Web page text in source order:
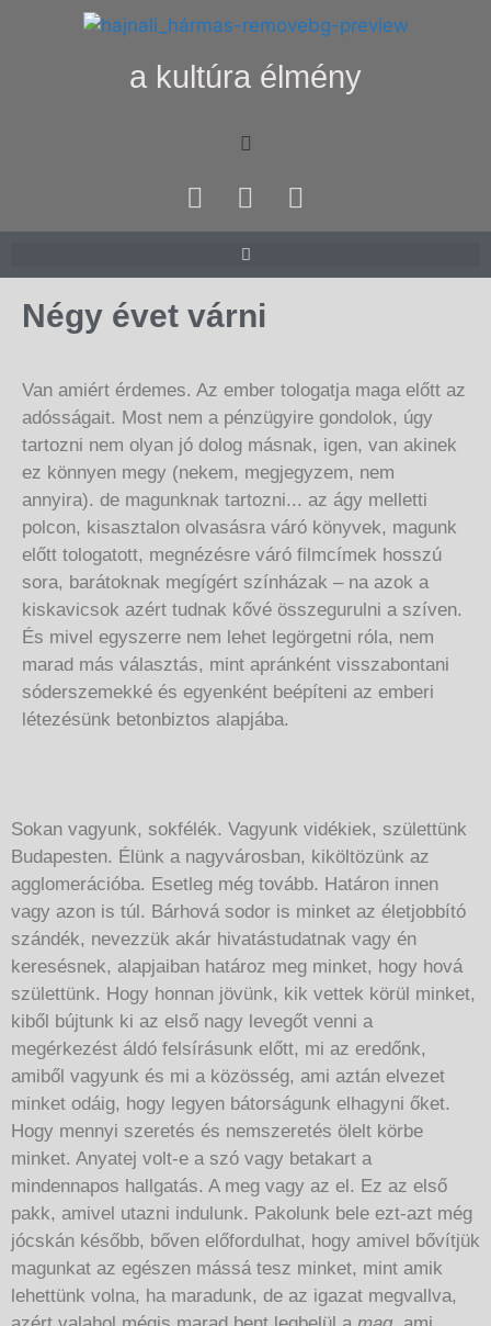
a kultúra élmény
Négy évet várni
Van amiért érdemes. Az ember tologatja maga előtt az
adósságait. Most nem a pénzügyire gondolok, úgy
tartozni nem olyan jó dolog másnak, igen, van akinek
ez könnyen megy (nekem, megjegyzem, nem
annyira). de magunknak tartozni... az ágy melletti
polcon, kisasztalon olvasásra váró könyvek, magunk
előtt tologatott, megnézésre váró filmcímek hosszú
sora, barátoknak megígért színházak – na azok a
kiskavicsok azért tudnak kővé összegurulni a szíven.
És mivel egyszerre nem lehet legörgetni róla, nem
marad más választás, mint apránként visszabontani
sóderszemekké és egyenként beépíteni az emberi
létezésünk betonbiztos alapjába.
Sokan vagyunk, sokfélék. Vagyunk vidékiek, születtünk
Budapesten. Élünk a nagyvárosban, kiköltözünk az
agglomerációba. Esetleg még tovább. Határon innen
vagy azon is túl. Bárhová sodor is minket az életjobbító
szándék, nevezzük akár hivatástudatnak vagy én
keresésnek, alapjaiban határoz meg minket, hogy hová
születtünk. Hogy honnan jövünk, kik vettek körül minket,
kiből bújtunk ki az első nagy levegőt venni a
megérkezést áldó felsírásunk előtt, mi az eredőnk,
amiből vagyunk és mi a közösség, ami aztán elvezet
minket odáig, hogy legyen bátorságunk elhagyni őket.
Hogy mennyi szeretés és nemszeretés ölelt körbe
minket. Anyatej volt-e a szó vagy betakart a
mindennapos hallgatás. A meg vagy az el. Ez az első
pakk, amivel utazni indulunk. Pakolunk bele ezt-azt még
jócskán később, bőven előfordulhat, hogy amivel bővítjük
magunkat az egészen mássá tesz minket, mint amik
lehettünk volna, ha maradunk, de az igazat megvallva,